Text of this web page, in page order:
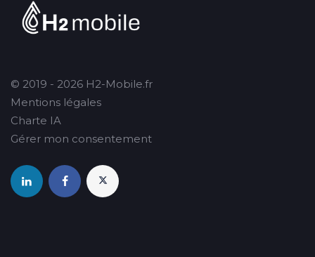
© 2019 - 2026 H2-Mobile.fr
Mentions légales
Charte IA
Gérer mon consentement